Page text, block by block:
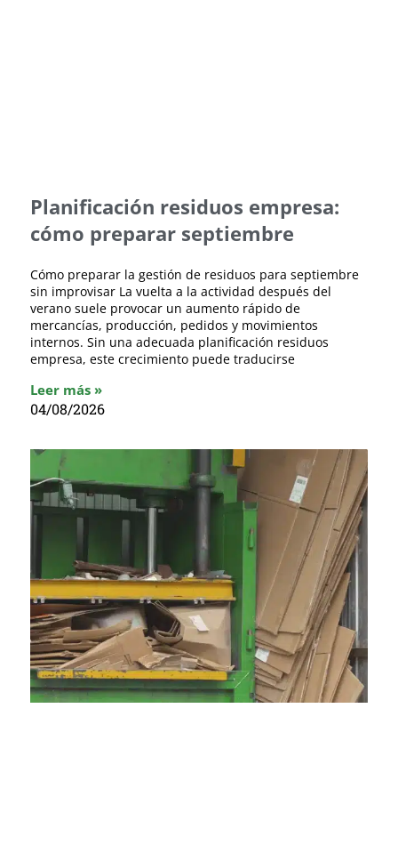
Planificación residuos empresa:
cómo preparar septiembre
Cómo preparar la gestión de residuos para septiembre
sin improvisar La vuelta a la actividad después del
verano suele provocar un aumento rápido de
mercancías, producción, pedidos y movimientos
internos. Sin una adecuada planificación residuos
empresa, este crecimiento puede traducirse
Leer más »
04/08/2026